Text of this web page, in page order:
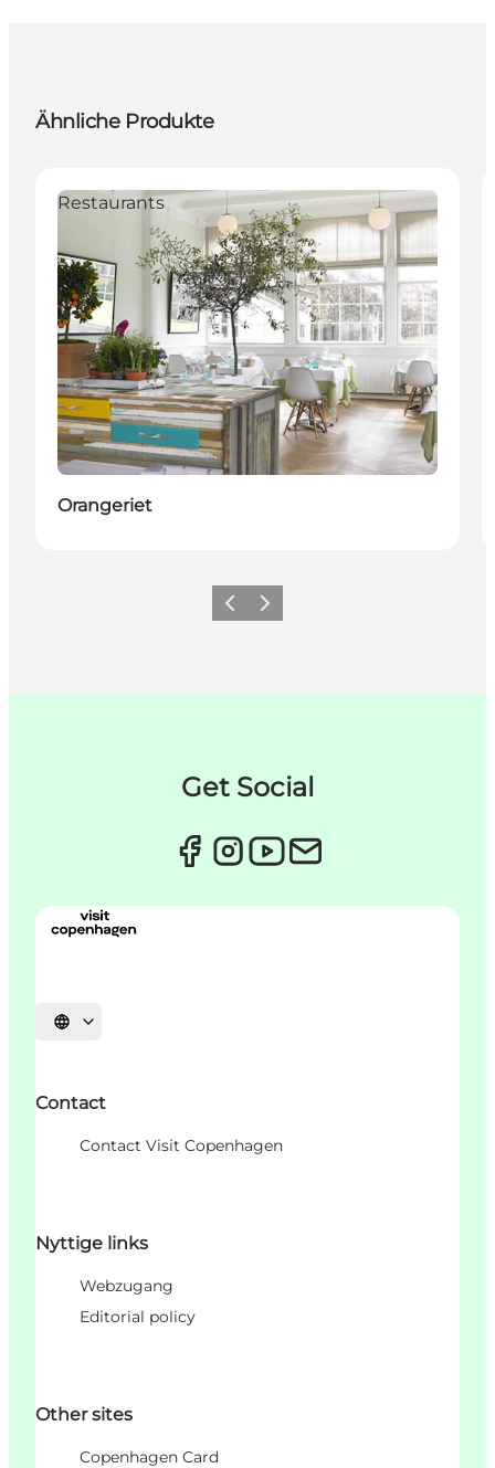
Ähnliche Produkte
Restaurants
Orangeriet
ZurückWeiter
Get Social
Sprache auswählen
Contact
Contact Visit Copenhagen
Nyttige links
Webzugang
Editorial policy
Other sites
Copenhagen Card